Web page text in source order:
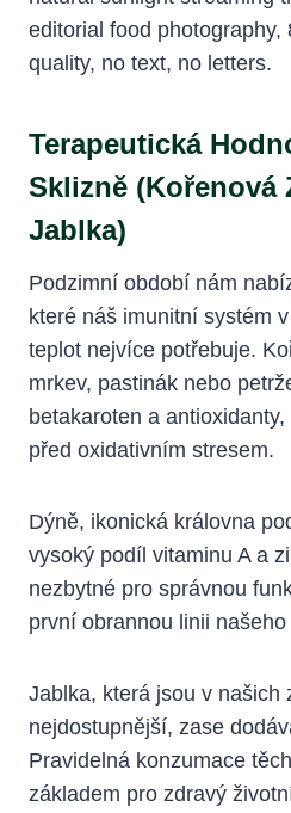
Terapeutická
Sklizně (kořenová
Jablka)
Podzimní období nám
které náš imunitní systém
teplot nejvíce potřebuje.
mrkev, pastinák nebo
betakaroten a
před oxidativním stresem.
Dýně, ikonická královna
vysoký podíl vitaminu A a
nezbytné pro správnou
první obrannou linii
Jablka, která jsou v našich
nejdostupnější, zase
Pravidelná konzumace
základem pro zdravý